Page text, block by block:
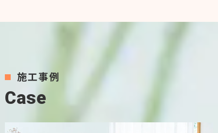
『春のお客様感謝祭』のお知らせ
施工事例
Case